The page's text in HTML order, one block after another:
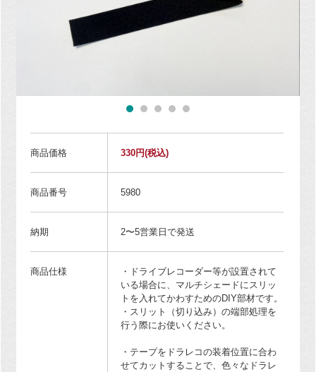
商品価格 330円(税込)
商品番号 5980
納期 2〜5営業日で発送
商品仕様
・ドライブレコーダー等が設置されて
いる場合に、マルチシェードにスリッ
トを入れてかわすためのDIY部材です。
・スリット（切り込み）の端部処理を
行う際にお使いください。
・テープをドラレコの装着位置に合わ
せてカットすることで、色々なドラレ